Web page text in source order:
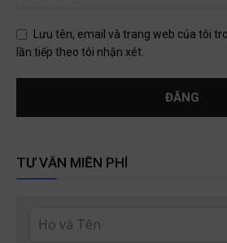
Lưu tên, email và trang web của tôi
lần tiếp theo tôi nhận xét.
TƯ VẤN MIỄN PHÍ
Leave
this